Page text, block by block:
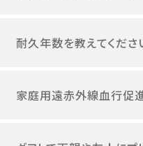
耐久年数を教えてくださ
家庭用遠赤外線血行促